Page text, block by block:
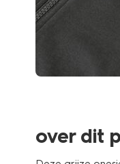
over dit